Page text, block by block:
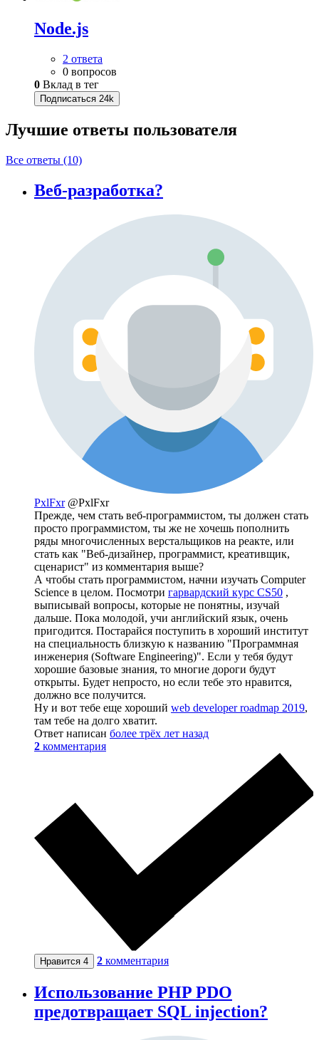
Node.js
2 ответа
0 вопросов
0 Вклад в тег
Подписаться 24k
Лучшие ответы пользователя
Все ответы (10)
Веб-разработка?
PxlFxr @PxlFxr
Прежде, чем стать веб-программистом, ты должен стать
просто программистом, ты же не хочешь пополнить
ряды многочисленных верстальщиков на реакте, или
стать как "Веб-дизайнер, программист, креативщик,
сценарист" из комментария выше?
А чтобы стать программистом, начни изучать Computer
Science в целом. Посмотри гарвардский курс CS50 ,
выписывай вопросы, которые не понятны, изучай
дальше. Пока молодой, учи английский язык, очень
пригодится. Постарайся поступить в хороший институт
на специальность близкую к названию "Программная
инженерия (Software Engineering)". Если у тебя будут
хорошие базовые знания, то многие дороги будут
открыты. Будет непросто, но если тебе это нравится,
должно все получится.
Ну и вот тебе еще хороший web developer roadmap 2019,
там тебе на долго хватит.
Ответ написан более трёх лет назад
2 комментария
Нравится 4 2 комментария
Использование PHP PDO
предотвращает SQL injection?